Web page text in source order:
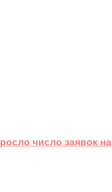
число заявок